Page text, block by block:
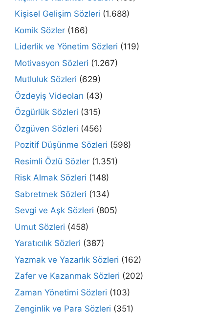
Kişisel Gelişim Sözleri (1.688)
Komik Sözler (166)
Liderlik ve Yönetim Sözleri (119)
Motivasyon Sözleri (1.267)
Mutluluk Sözleri (629)
Özdeyiş Videoları (43)
Özgürlük Sözleri (315)
Özgüven Sözleri (456)
Pozitif Düşünme Sözleri (598)
Resimli Özlü Sözler (1.351)
Risk Almak Sözleri (148)
Sabretmek Sözleri (134)
Sevgi ve Aşk Sözleri (805)
Umut Sözleri (458)
Yaratıcılık Sözleri (387)
Yazmak ve Yazarlık Sözleri (162)
Zafer ve Kazanmak Sözleri (202)
Zaman Yönetimi Sözleri (103)
Zenginlik ve Para Sözleri (351)